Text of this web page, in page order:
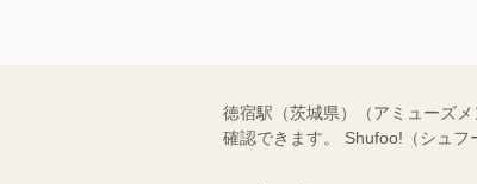
徳宿駅（茨城県）（アミューズ
確認できます。 Shufoo!（シュフ